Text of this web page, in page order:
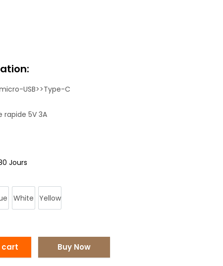
USB>>Type-C
rapide 5V 3A
Jours
White Yellow
cart Buy Now